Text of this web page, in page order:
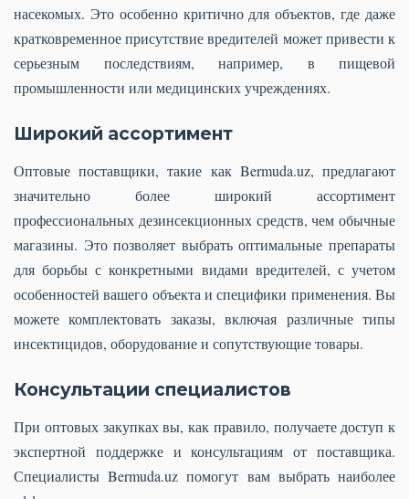
насекомых. Это особенно критично для объектов, где даже
кратковременное присутствие вредителей может привести к
серьезным последствиям, например, в пищевой
промышленности или медицинских учреждениях.
Широкий ассортимент
Оптовые поставщики, такие как Bermuda.uz, предлагают
значительно более широкий ассортимент
профессиональных дезинсекционных средств, чем обычные
магазины. Это позволяет выбрать оптимальные препараты
для борьбы с конкретными видами вредителей, с учетом
особенностей вашего объекта и специфики применения. Вы
можете комплектовать заказы, включая различные типы
инсектицидов, оборудование и сопутствующие товары.
Консультации специалистов
При оптовых закупках вы, как правило, получаете доступ к
экспертной поддержке и консультациям от поставщика.
Специалисты Bermuda.uz помогут вам выбрать наиболее